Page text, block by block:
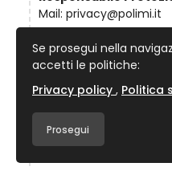
Se prosegui nella
accetti le politiche:
Privacy policy Politica
Prosegui
Mail: privacy@polimi.it
Finalità di
I dati personali indicati
trattati da Polimi
per finalità legate alla
progetto MITICA, ivi
• consentire la
• fornire all'utente le